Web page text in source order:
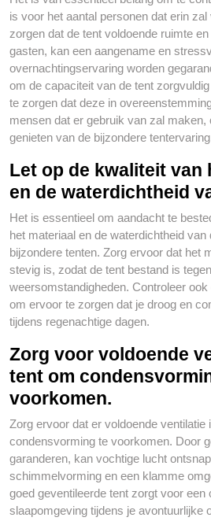
is voor het aantal personen dat erin
zorgen dat de tent voldoende ruimte
gasten, kan een aangename en
overnachtingservaring worden
om de capaciteit van de tent
te zorgen dat deze in
mensen dat er gebruik van zal
genieten van de bijzondere
Let op de kwaliteit van
en de waterdichtheid
Het is essentieel om aandacht te
het materiaal en de waterdichtheid
bijzondere tenten. Zorg ervoor dat het
stevig is, zodat de tent bestand is
weersomstandigheden. Controleer
om ervoor te zorgen dat je droog en
tijdens regenachtige dagen.
Zorg voor voldoende
tent om
voorkomen.
Zorg ervoor dat er voldoende ventilatie
condensvorming te voorkomen. Door
garanderen, kan vochtige lucht
schimmelvorming en een klamme
goed geventileerde tent zorgt voor
slaapomgeving tijdens je avontuurlijke